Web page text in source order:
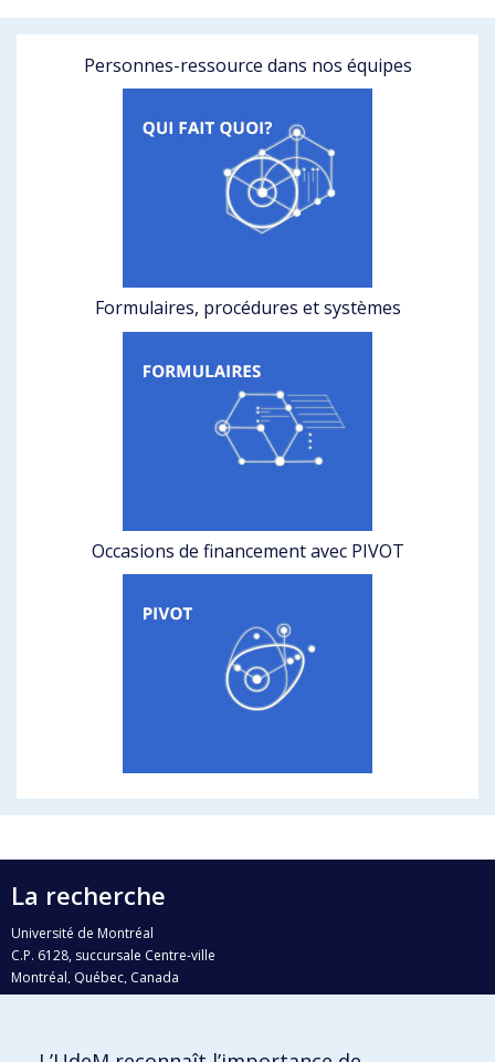
Personnes-ressource dans nos équipes
Formulaires, procédures et systèmes
Occasions de financement avec PIVOT
La recherche
Université de Montréal
C.P. 6128, succursale Centre-ville
Montréal, Québec, Canada
H3C 3J7